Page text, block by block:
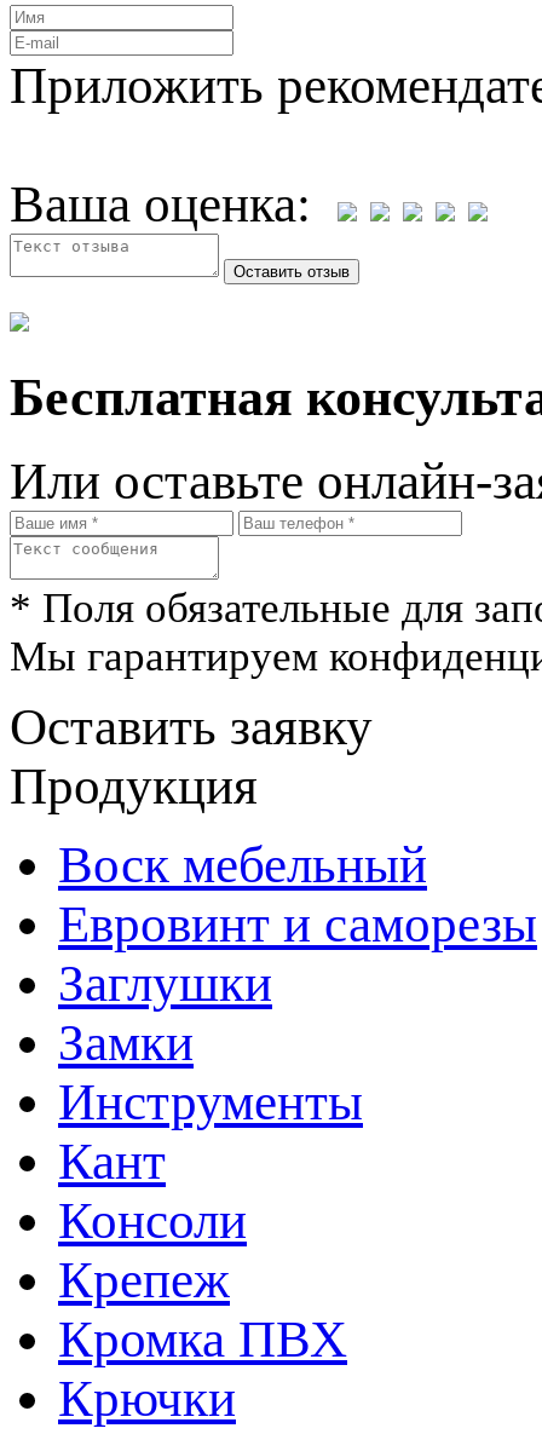
Приложить
Ваша оценка:
Бесплатная
Или оставьте онлайн-
* Поля обязательные для
Мы гарантируем
Оставить заявку
Продукция
Воск мебельный
Евровинт и саморезы
Заглушки
Замки
Инструменты
Кант
Консоли
Крепеж
Кромка ПВХ
Крючки